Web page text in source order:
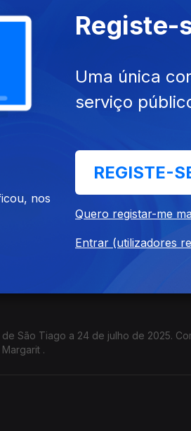
PJM 2026
Abertura das Finais do Prémio Jovens
São Tiago a 24 de julho de 2025.
.
nos
Registe-
Uma única
serviço
REGISTE-
Quero registar-me
Entrar (utilizadores